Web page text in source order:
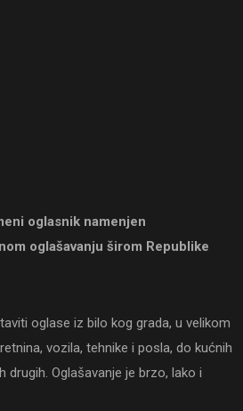
oglasnik namenjen
oglašavanju širom Republike
oglase iz bilo kog grada, u velikom
vozila, tehnike i posla, do kućnih
drugih. Oglašavanje je brzo, lako i